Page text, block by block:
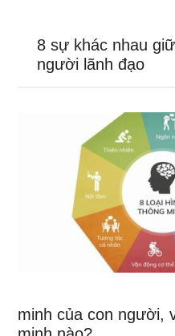
8 sự khác nhau
người lãnh đạo
minh của con người,